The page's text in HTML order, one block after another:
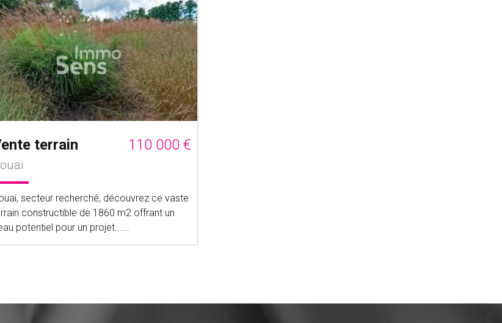
terrain 110 000 €
secteur recherché, découvrez ce vaste
constructible de 1860 m2 offrant un
potentiel pour un projet......